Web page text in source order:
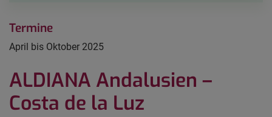
Termine
April bis Oktober 2025
ALDIANA Andalusien –
Costa de la Luz